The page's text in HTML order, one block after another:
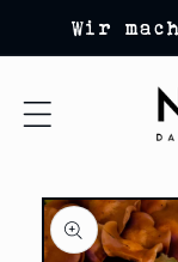
zum
Inhalt
Wir